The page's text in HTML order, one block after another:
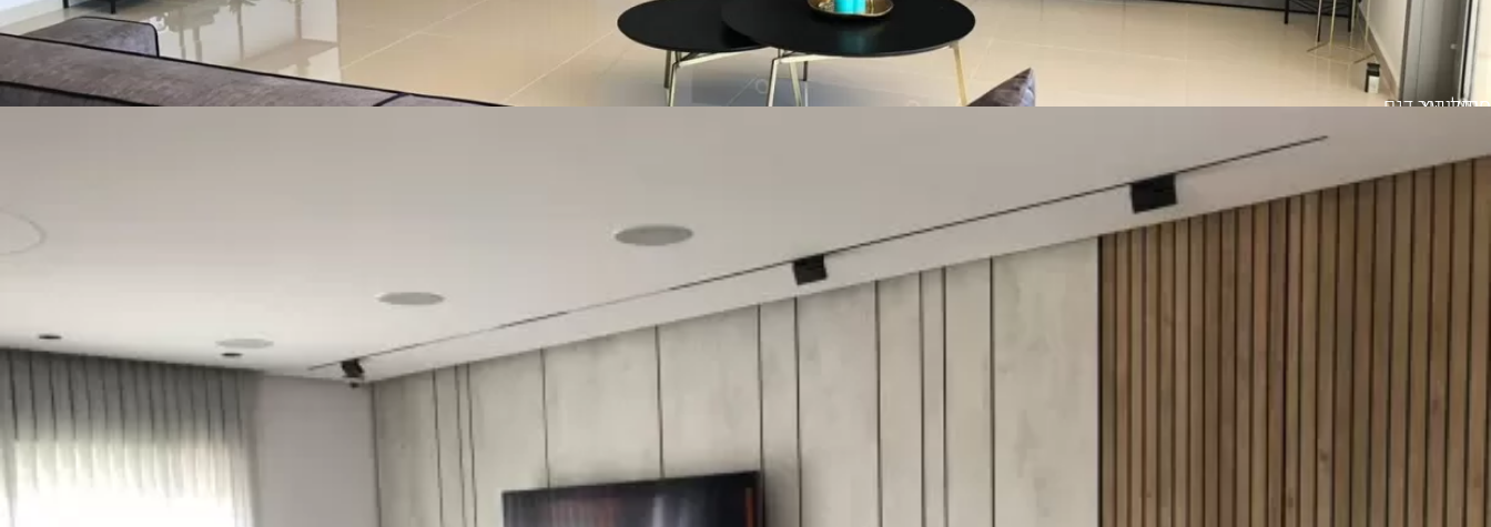
חיפוי קיר דגם
סרגלי עץ